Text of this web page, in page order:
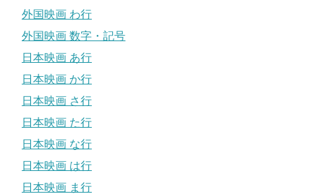
外国映画 わ行
外国映画 数字・記号
日本映画 あ行
日本映画 か行
日本映画 さ行
日本映画 た行
日本映画 な行
日本映画 は行
日本映画 ま行